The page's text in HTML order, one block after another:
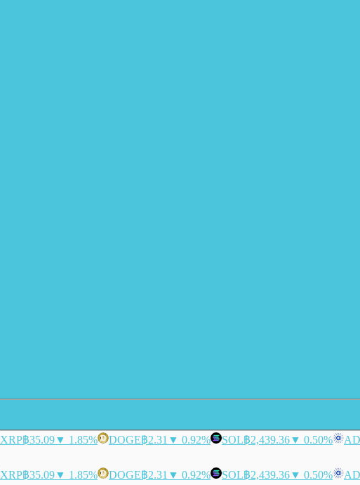
XRP฿35.09▼ 1.85% DOGE฿2.31 ▼ 0.92% SOL฿2,439.36▼ 0.50%
XRP฿35.09▼ 1.85% DOGE฿2.31 ▼ 0.92% SOL฿2,439.36▼ 0.50%